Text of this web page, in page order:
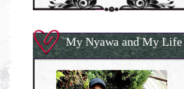
My Nyawa and My Life